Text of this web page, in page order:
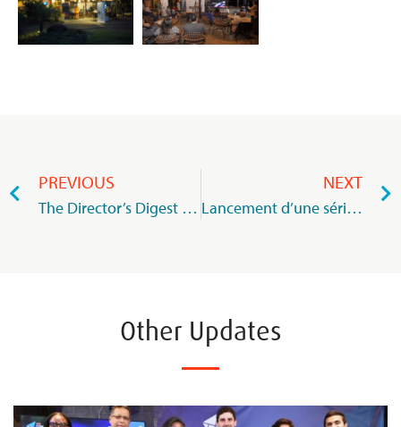
PREVIOUS
The Director’s Digest – Issue June 2025
NEXT
Lancement d’une série inédite de dialogues stratégiques : l’Audit Committee Forum du MIoD ouvre la voie avec une session exclusive avec le FRC
Other Updates